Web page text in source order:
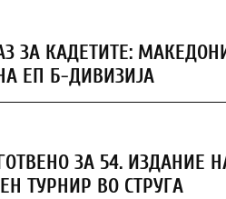
ЗА КАДЕТИТЕ:
ЕП Б-ДИВИЗИЈА
ЗА 54. ИЗДАНИЕ
ТУРНИР ВО СТРУГА